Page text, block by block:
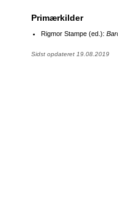
Primærkilder
Rigmor Stampe (ed.):
Sidst opdateret 19.08.2019